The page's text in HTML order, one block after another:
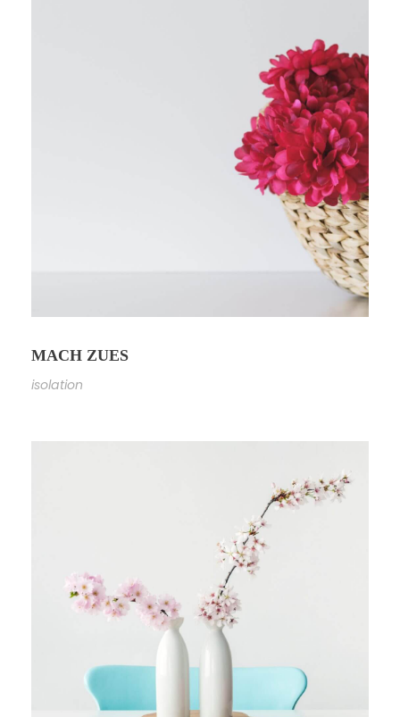
MACH ZUES
isolation